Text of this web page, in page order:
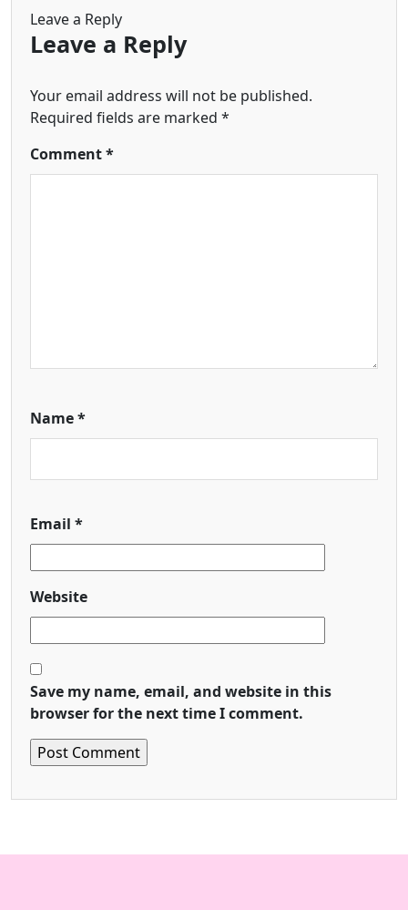
Leave a Reply
Leave a Reply
Your email address will not be published.
Required fields are marked *
Comment*
Name*
Email *
Website
Save my name, email, and website in this
browser for the next time I comment.